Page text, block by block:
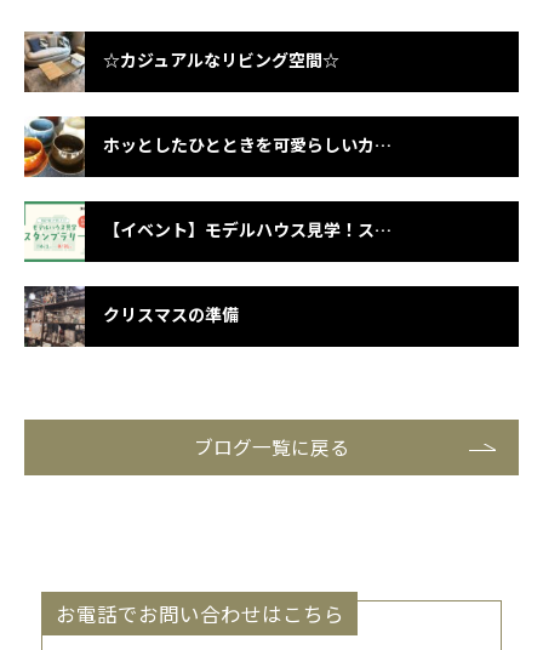
☆カジュアルなリビング空間☆
ホッとしたひとときを可愛らしいカップで♪
【イベント】モデルハウス見学！スタンプラリー
クリスマスの準備
ブログ一覧に戻る
お電話でお問い合わせはこちら